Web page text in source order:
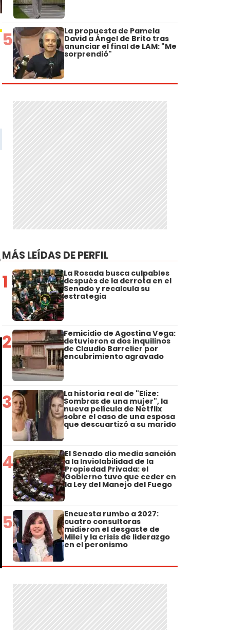
5 La propuesta de Pamela
David a Ángel de Brito tras
anunciar el final de LAM: "Me
sorprendió"
MÁS LEÍDAS DE PERFIL
1 La Rosada busca culpables
después de la derrota en el
Senado y recalcula su
estrategia
2 Femicidio de Agostina Vega:
detuvieron a dos inquilinos
de Claudio Barrelier por
encubrimiento agravado
3 La historia real de "Elize:
Sombras de una mujer", la
nueva película de Netflix
sobre el caso de una esposa
que descuartizó a su marido
4 El Senado dio media sanción
a la Inviolabilidad de la
Propiedad Privada: el
Gobierno tuvo que ceder en
la Ley del Manejo del Fuego
5 Encuesta rumbo a 2027:
cuatro consultoras
midieron el desgaste de
Milei y la crisis de liderazgo
en el peronismo